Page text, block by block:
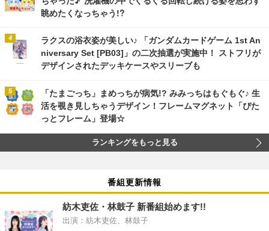
眺めたくなっちゃう!?
ラクスの浴衣姿が美しい♪ 「ガンダムカードゲーム 1st An
niversary Set [PB03]」の二次抽選が実施中！ ストフリが
デザインされたデッキケースやスリーブも
「たまごっち」まめっちが病気!? みみっちはもぐもぐ♪ 生
活を覗き見しちゃうデザイン！フレームマグネット「ぴた
っとフレーム」登場☆
ランキングをもっと見る
番組更新情報
紡木吏佐・林鼓子 新番組始めます!!
出演：紡木吏佐、林鼓子